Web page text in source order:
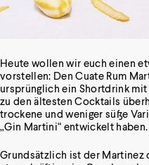
Heute wollen wir euch einen
vorstellen: Den Cuate Rum
ursprünglich ein Shortdrink
zu den ältesten Cocktails
trockene und weniger süße
„Gin Martini“ entwickelt haben.
Grundsätzlich ist der Martinez